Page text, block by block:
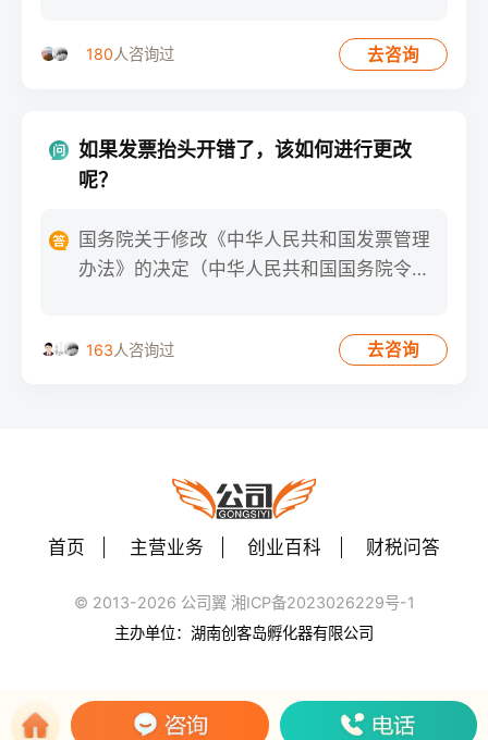
180人咨询过 去咨询
如果发票抬头开错了，该如何进行更改
呢？
国务院关于修改《中华人民共和国发票管理
办法》的决定（中华人民共和国国务院令第
163人咨询过 去咨询
首页 主营业务 创业百科 财税问答
© 2013-2026 公司翼 湘ICP备2023026229号-1
主办单位：湖南创客岛孵化器有限公司